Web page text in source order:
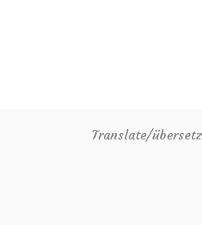
Translate/